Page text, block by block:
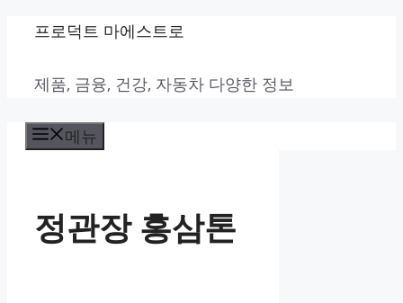
프로덕트 마에스트로
제품, 금융, 건강, 자동차 다양한 정보
메뉴
정관장 홍삼톤